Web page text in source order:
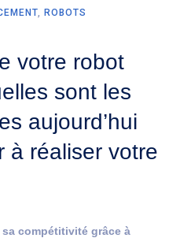
, ROBOTS
votre robot
sont les
aujourd’hui
à réaliser votre
compétitivité grâce à